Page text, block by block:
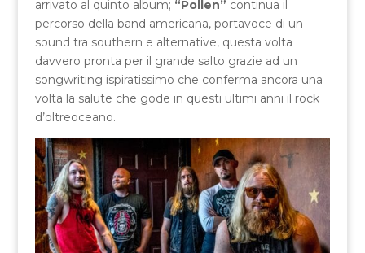
arrivato al quinto album; “Pollen” continua il
percorso della band americana, portavoce di un
sound tra southern e alternative, questa volta
davvero pronta per il grande salto grazie ad un
songwriting ispiratissimo che conferma ancora una
volta la salute che gode in questi ultimi anni il rock
d’oltreoceano.